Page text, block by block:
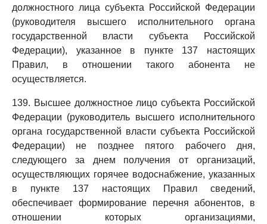
должностного лица субъекта Российской Федерации
(руководителя высшего исполнительного органа
государственной власти субъекта Российской
Федерации), указанное в пункте 137 настоящих
Правил, в отношении такого абонента не
осуществляется.
139. Высшее должностное лицо субъекта Российской
Федерации (руководитель высшего исполнительного
органа государственной власти субъекта Российской
Федерации) не позднее пятого рабочего дня,
следующего за днем получения от организаций,
осуществляющих горячее водоснабжение, указанных
в пункте 137 настоящих Правил сведений,
обеспечивает формирование перечня абонентов, в
отношении которых организациями,